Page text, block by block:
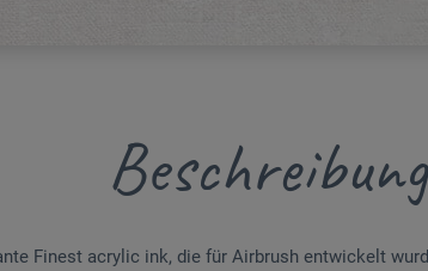
Beschreibung
Finest acrylic ink, die für Airbrush entwickelt